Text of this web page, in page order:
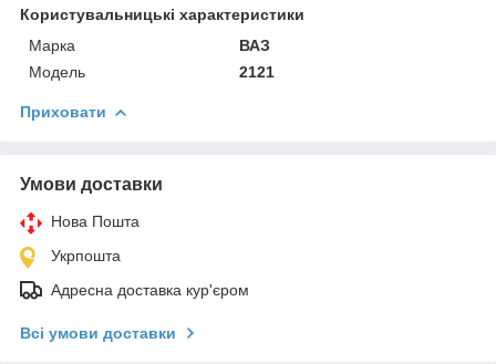
Користувальницькі характеристики
Марка
ВАЗ
Модель
2121
Приховати
Умови доставки
Нова Пошта
Укрпошта
Адресна доставка кур'єром
Всі умови доставки